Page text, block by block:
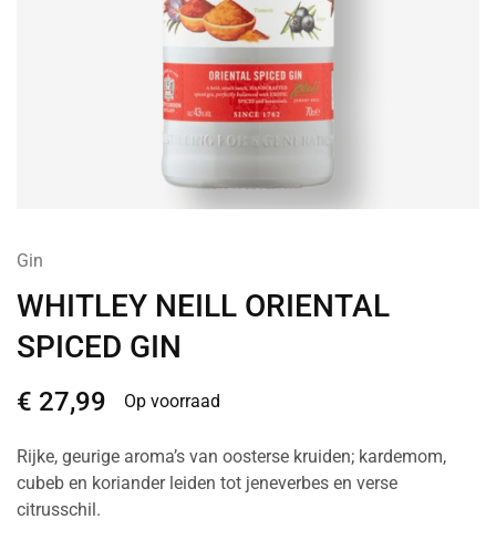
Gin
WHITLEY NEILL ORIENTAL
SPICED GIN
€ 27,99 Op voorraad
Rijke, geurige aroma’s van oosterse kruiden; kardemom,
cubeb en koriander leiden tot jeneverbes en verse
citrusschil.